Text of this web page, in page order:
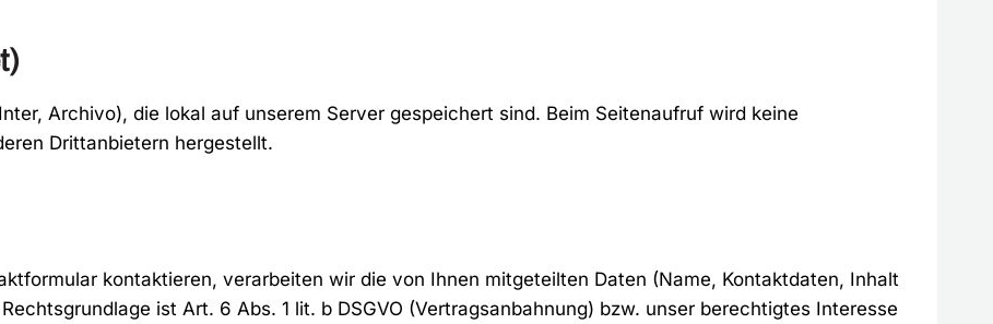
Archivo), die lokal auf unserem Server gespeichert sind. Beim Seitenaufruf wird keine
Drittanbietern hergestellt.
kontaktieren, verarbeiten wir die von Ihnen mitgeteilten Daten (Name, Kontaktdaten, Inhalt
ist Art. 6 Abs. 1 lit. b DSGVO (Vertragsanbahnung) bzw. unser berechtigtes Interesse